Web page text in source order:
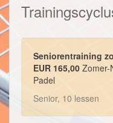
Seniorentraining
EUR 165,00 Zomer-
Padel
Senior, 10 lessen